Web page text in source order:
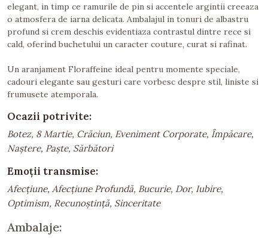
elegant, in timp ce ramurile de pin si accentele argintii creeaza
o atmosfera de iarna delicata. Ambalajul in tonuri de albastru
profund si crem deschis evidentiaza contrastul dintre rece si
cald, oferind buchetului un caracter couture, curat si rafinat.
Un aranjament Floraffeine ideal pentru momente speciale,
cadouri elegante sau gesturi care vorbesc despre stil, liniste si
frumusete atemporala.
Ocazii potrivite:
Botez, 8 Martie, Crăciun, Eveniment Corporate, Împăcare,
Naștere, Paște, Sărbători
Emoții transmise:
Afecțiune, Afecțiune Profundă, Bucurie, Dor, Iubire,
Optimism, Recunoștință, Sinceritate
Ambalaje: